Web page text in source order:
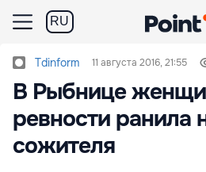
RU
Tdinform 11 августа 2016, 21:55
В Рыбнице
ревности ранила
сожителя